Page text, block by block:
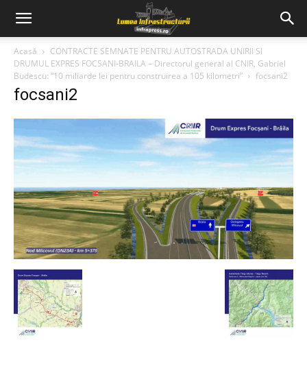
Acasă
CONTRACTE SEMNATE PENTRU AUTOSTRADA UNIRII SI
DRUMUL EXPRES FOCSANI-BRAILA – Directorul general al CNIR, Gabriel
Budescu: “10 miliarde lei pentru construirea a 105 kilometri”
focsani2
focsani2